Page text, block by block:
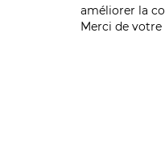
améliorer la
Merci de